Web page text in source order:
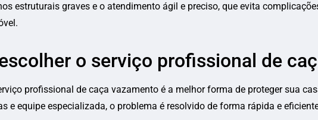
estruturais graves e o atendimento ágil e preciso, que evita
o serviço profissional de
profissional de caça vazamento é a melhor forma de proteger sua
e equipe especializada, o problema é resolvido de forma rápida e